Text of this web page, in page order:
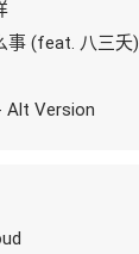
事 (feat. 八三夭)
Alt Version